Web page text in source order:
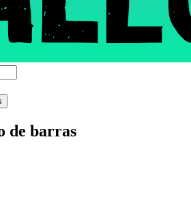
de barras